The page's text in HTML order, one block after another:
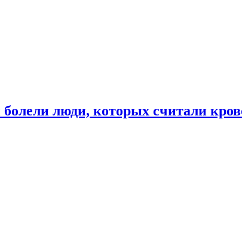
люди, которых считали